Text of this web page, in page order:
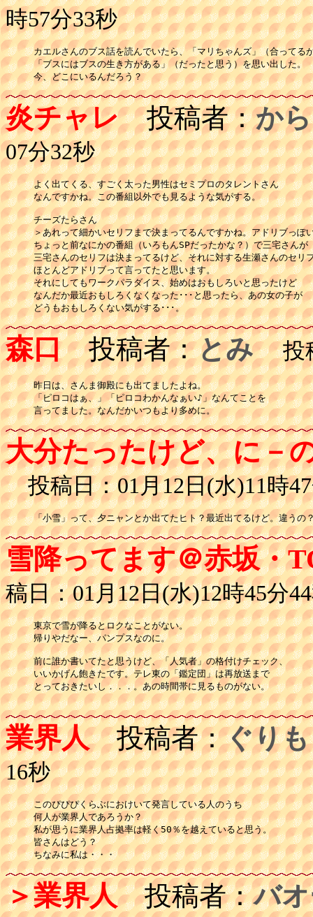
時57分33秒
カエルさんのブス話を読んでいたら、「マリちゃんズ」（合ってる
「ブスにはブスの生き方がある」（だったと思う）を思い出した。
今、どこにいるんだろう？
炎チャレ投稿者：か
07分32秒
よく出てくる、すごく太った男性はセミプロのタレントさん
なんですかね。この番組以外でも見るような気がする。
チーズたらさん
＞あれって細かいセリフまで決まってるんですかね。アドリブっぽ
ちょっと前なにかの番組（いろもんSPだったかな？）で三宅さんが
三宅さんのセリフは決まってるけど、それに対する生瀬さんのセリ
ほとんどアドリブって言ってたと思います。
それにしてもワークパラダイス、始めはおもしろいと思ったけど
なんだか最近おもしろくなくなった･･･と思ったら、あの女の子が
どうもおもしろくない気がする･･･。
森口投稿者：とみ 投稿
昨日は、さんま御殿にも出てましたよね。
「ピロコはぁ、」「ピロコわかんなぁい♪」なんてことを
大分たったけど、に－
投稿日：01月12日(水)11時
「小雪」って、夕ニャンとか出てたヒト？最近出てるけど。違うの
雪降ってます＠赤坂・
稿日：01月12日(水)12時45分
東京で雪が降るとロクなことがない。
帰りやだなー、パンプスなのに。
前に誰か書いてたと思うけど、「人気者」の格付けチェック、
いいかげん飽きたです。テレ東の「鑑定団」は再放送まで
とっておきたいし．．．。あの時間帯に見るものがない。
業界人投稿者：ぐり
16秒
このぴぴぴくらぶにおけいて発言している人のうち
何人が業界人であろうか？
私が思うに業界人占拠率は軽く50％を越えていると思う。
皆さんはどう？
ちなみに私は・・・
＞業界人投稿者：バ